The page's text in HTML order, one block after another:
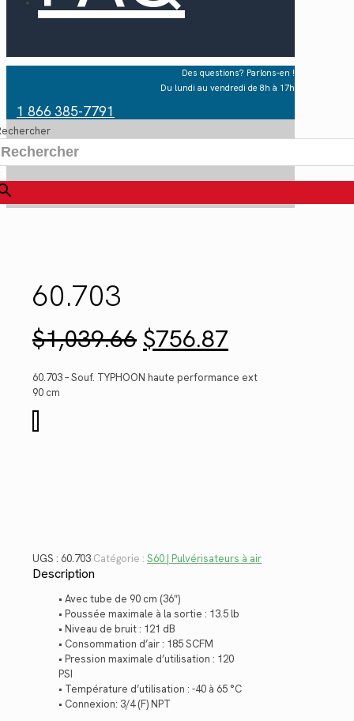
Des questions? Parlons-en !
Du lundi au vendredi de 8h à 17h
1 866 385-7791
60.703
$1,039.66 Le
prix
initial
était :
$756.87prix
actuel
est :
60.703 – Souf. TYPHOON haute performance ext
90 cm
de
UGS : 60.703 Catégorie : S60 | Pulvérisateurs à air
Description
• Avec tube de 90 cm (36″)
• Poussée maximale à la sortie : 13.5 lb
• Niveau de bruit : 121 dB
• Consommation d’air : 185 SCFM
• Pression maximale d’utilisation : 120
PSI
• Température d’utilisation : -40 à 65 °C
• Connexion: 3/4 (F) NPT